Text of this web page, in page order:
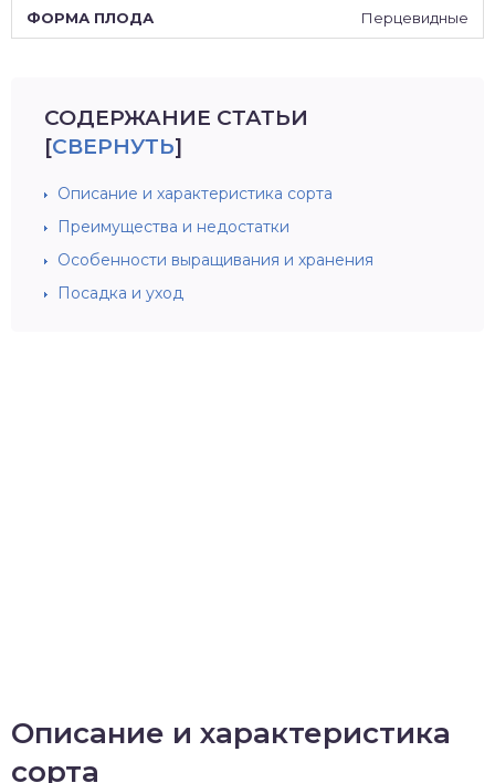
Перцевидные
СОДЕРЖАНИЕ СТАТЬИ
[СВЕРНУТЬ]
Описание и характеристика сорта
Преимущества и недостатки
Особенности выращивания и хранения
Посадка и уход
Описание и характеристика
сорта